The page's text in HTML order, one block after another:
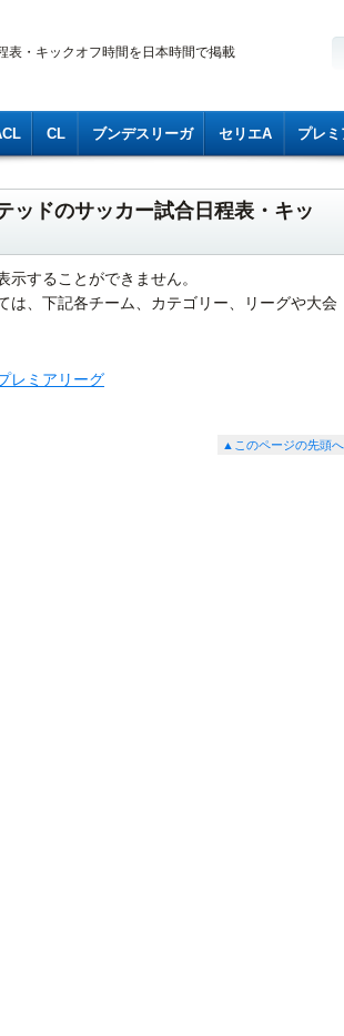
表・キックオフ時間を日本時間で掲載
CL ブンデスリーガ セリエA プレ
ッドのサッカー試合日程表・キッ
することができません。
は、下記各チーム、カテゴリー、リーグや大会
レミアリーグ
▲このページの先頭へ